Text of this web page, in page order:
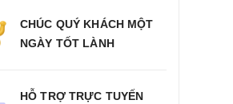
CHÚC QUÝ KHÁCH MỘT
NGÀY TỐT LÀNH
HỖ TRỢ TRỰC TUYẾN